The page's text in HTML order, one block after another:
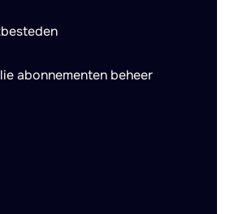
abonnementen beheer